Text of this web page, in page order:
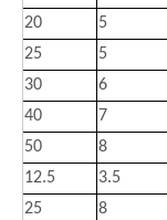
20
5
25
5
30
6
40
7
50
8
12.5
3.5
25
8